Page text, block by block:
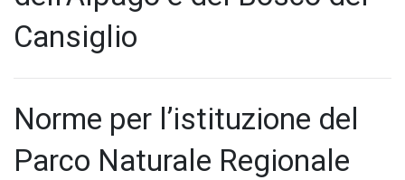
Cansiglio
Norme per l’istituzione del
Parco Naturale Regionale